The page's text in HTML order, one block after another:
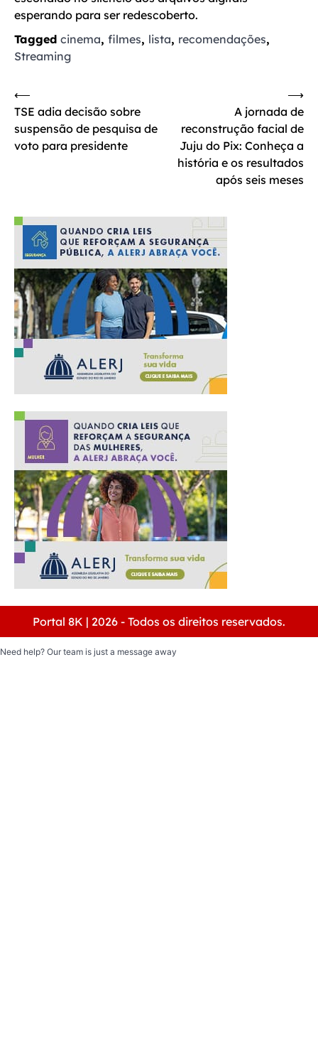
esperando para ser redescoberto.
Tagged cinema, filmes, lista, recomendações,
Streaming
Navegação
de
Post
⟵
TSE adia decisão sobre
suspensão de pesquisa de
voto para presidente
A jornada de
reconstrução facial de
Juju do Pix: Conheça a
história e os resultados
após seis meses
⟶
Portal 8K | 2026 - Todos os direitos reservados.
Need help? Our team is just a message away